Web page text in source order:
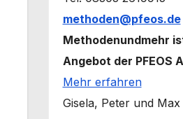
methoden@pfeos.de
Methodenundmehr
Angebot der PFEOS
Mehr erfahren
Gisela, Peter und